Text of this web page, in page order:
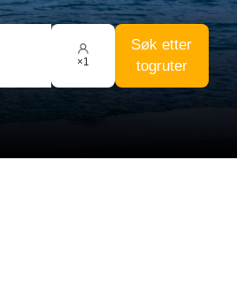
×1
Søk etter
togruter